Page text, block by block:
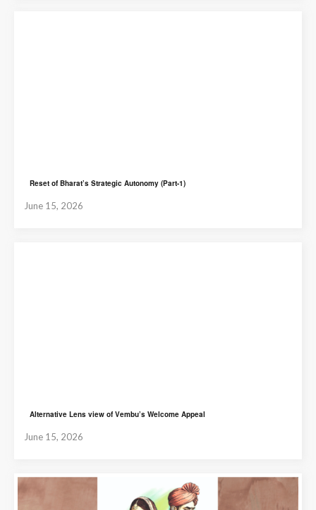
Reset of Bharat’s Strategic Autonomy (Part-1)
June 15, 2026
Alternative Lens view of Vembu’s Welcome Appeal
June 15, 2026